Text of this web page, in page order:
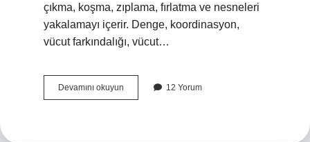
çıkma, koşma, zıplama, fırlatma ve nesneleri
yakalamayı içerir. Denge, koordinasyon,
vücut farkındalığı, vücut…
Devamını okuyun Aşağıdakilerden
Hangisi
12 Yorum